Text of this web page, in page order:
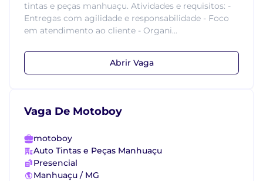
tintas e peças manhuaçu. Atividades e requisitos: -
Entregas com agilidade e responsabilidade - Foco
em atendimento ao cliente - Organi...
Abrir Vaga
Vaga De Motoboy
motoboy
Auto Tintas e Peças Manhuaçu
Presencial
Manhuaçu / MG